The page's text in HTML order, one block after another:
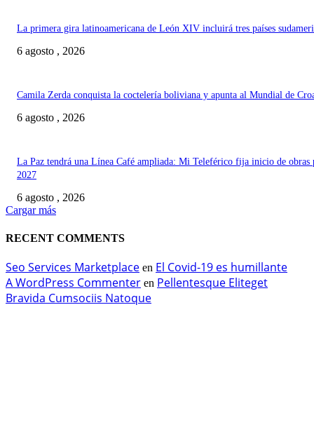
La primera gira latinoamericana de León XIV incluirá tres países
6 agosto , 2026
Camila Zerda conquista la coctelería boliviana y apunta al Mundial de
6 agosto , 2026
La Paz tendrá una Línea Café ampliada: Mi Teleférico fija inicio de obras
2027
6 agosto , 2026
Cargar más
RECENT COMMENTS
Seo Services Marketplace en El Covid-19 es humillante
A WordPress Commenter en Pellentesque Eliteget
Bravida Cumsociis Natoque